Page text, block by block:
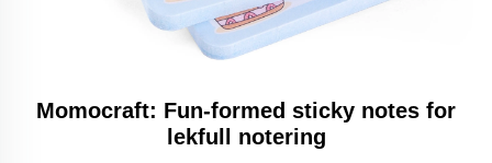
Momocraft: Fun-formed sticky notes for
lekfull notering